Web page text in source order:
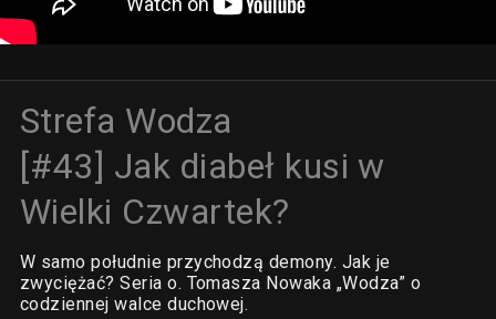
Strefa Wodza
[#43] Jak diabeł kusi w
Wielki Czwartek?
W samo południe przychodzą demony. Jak je
zwyciężać? Seria o. Tomasza Nowaka „Wodza” o
codziennej walce duchowej.